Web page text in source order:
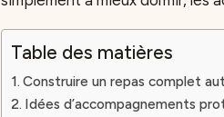
Table des matières
Construire un repas complet
Idées d’accompagnements